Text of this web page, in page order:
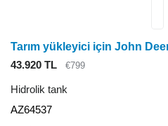
43.920 TL €799
Hidrolik tank
AZ64537